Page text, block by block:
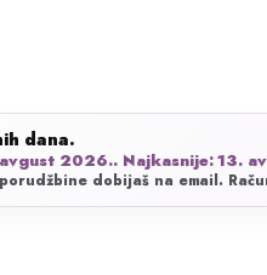
RSD.
dana.
2026.. Najkasnije: 13.
dobijaš na email.